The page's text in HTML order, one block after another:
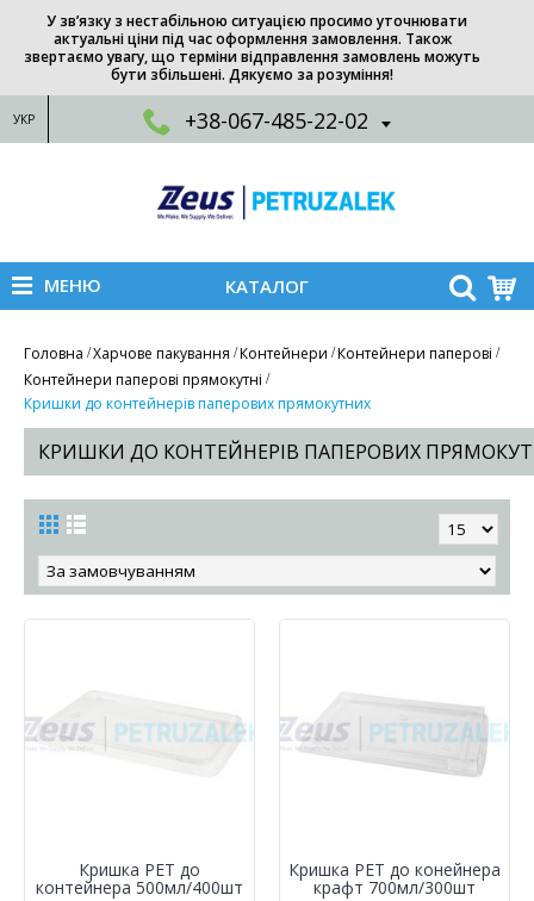
У зв’язку з нестабільною ситуацією просимо уточнювати
актуальні ціни під час оформлення замовлення. Також
звертаємо увагу, що терміни відправлення замовлень можуть
бути збільшені. Дякуємо за розуміння!
УКР +38-067-485-22-02
МЕНЮ КАТАЛОГ
Головна Харчове пакування Контейнери Контейнери паперові
Контейнери паперові прямокутні
Кришки до контейнерів паперових прямокутних
КРИШКИ ДО КОНТЕЙНЕРІВ ПАПЕРОВИХ
Кришка РЕТ до
контейнера 500мл/400шт
Кришка РЕТ до конейнера
крафт 700мл/300шт